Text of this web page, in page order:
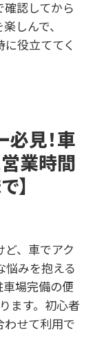
認してから
しんで、
役立ててく
見！車
業時間
】
、車でアク
みを抱える
場完備の便
ます。初心者
わせて利用で